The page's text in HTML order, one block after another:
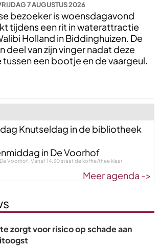
7 AUGUSTUS 2026
bezoeker is woensdagavond
tijdens een rit in waterattractie
Holland in Biddinghuizen. De
deel van zijn vinger nadat deze
een bootje en de vaargeul.
Knutseldag in de bibliotheek
in De Voorhof
Voorhof, Vanaf 14.30 staat de koffie/thee klaar
Meer agenda ->
zorgt voor risico op schade aan